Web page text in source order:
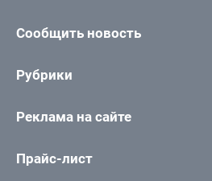
Сообщить новость
Рубрики
Реклама на сайте
Прайс-лист